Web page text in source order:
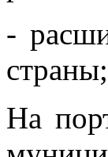
-
страны;
На